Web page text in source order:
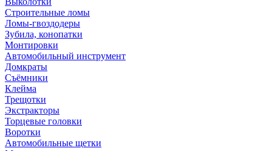
Строительные ломы
Ломы-гвоздодеры
Зубила, конопатки
Монтировки
Автомобильный инструмент
Домкраты
Съёмники
Клейма
Трещотки
Экстракторы
Торцевые головки
Воротки
Автомобильные щетки